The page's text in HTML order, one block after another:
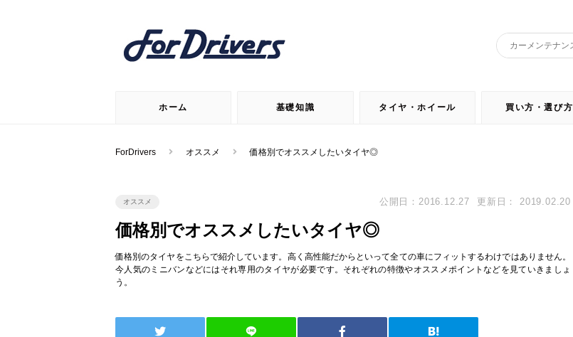
ホーム 基礎知識 タイヤ・ホイール 買い方・選び方
ForDrivers オススメ 価格別でオススメしたいタイヤ◎
オススメ 公開日：2016.12.27 更新日： 2019.02.20
価格別でオススメしたいタイヤ◎
価格別のタイヤをこちらで紹介しています。高く高性能だからといって全ての車にフィットするわけではありません。
今人気のミニバンなどにはそれ専用のタイヤが必要です。それぞれの特徴やオススメポイントなどを見ていきましょ
う。